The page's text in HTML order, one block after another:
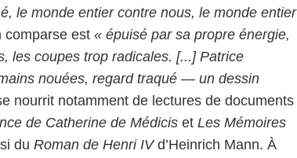
le monde entier contre nous, le monde entier
comparse est « épuisé par sa propre énergie,
les coupes trop radicales. [...] Patrice
nouées, regard traqué — un dessin
nourrit notamment de lectures de documents
de Catherine de Médicis et Les Mémoires
du Roman de Henri IVd’Heinrich Mann. À